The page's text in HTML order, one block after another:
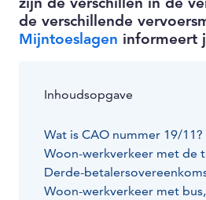
de verschillende
Mijntoeslagen informeert
Inhoudsopgave
Wat is CAO nummer 19/11?
Woon-werkverkeer met de
Derde-
Woon-werkverkeer met